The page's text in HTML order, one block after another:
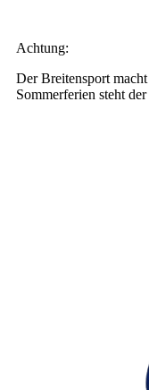
Achtung:
Der Breitensport
Sommerferien steht